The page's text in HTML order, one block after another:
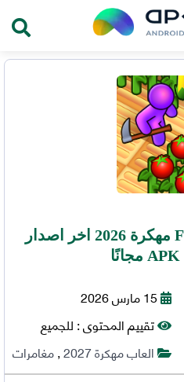
تحميل لعبة Farm Land مهكرة 2026 اخر اصدار
15 مارس 2026
تقييم المحتوى :للجميع
العاب مهكرة 2027
,مغامرات